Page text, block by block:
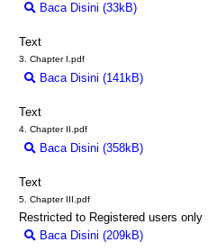
Baca Disini (33kB)
Text
3. Chapter I.pdf
Baca Disini (141kB)
Text
4. Chapter II.pdf
Baca Disini (358kB)
Text
5. Chapter III.pdf
Restricted to Registered users only
Baca Disini (209kB)